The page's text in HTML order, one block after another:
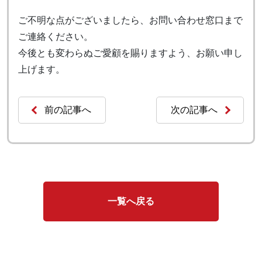
ご不明な点がございましたら、お問い合わせ窓口まで
ご連絡ください。
今後とも変わらぬご愛顧を賜りますよう、お願い申し
上げます。
前の記事へ 次の記事へ
一覧へ戻る